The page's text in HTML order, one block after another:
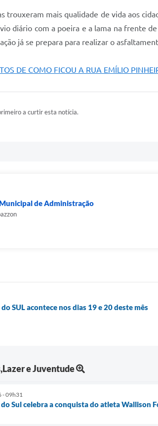
trouxeram mais qualidade de vida aos
diário com a poeira e a lama na frente
já se prepara para realizar o
DE COMO FICOU A RUA EMÍLIO
a curtir esta notícia.
de Administração
SUL acontece nos dias 19 e 20 deste mês
e Juventude
- 09h31
Sul celebra a conquista do atleta Wallison